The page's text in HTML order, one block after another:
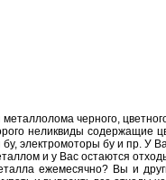
черного,
неликвиды содержащие
электромоторы бу и пр. У
и у Вас остаются
ежемесячно? Вы и